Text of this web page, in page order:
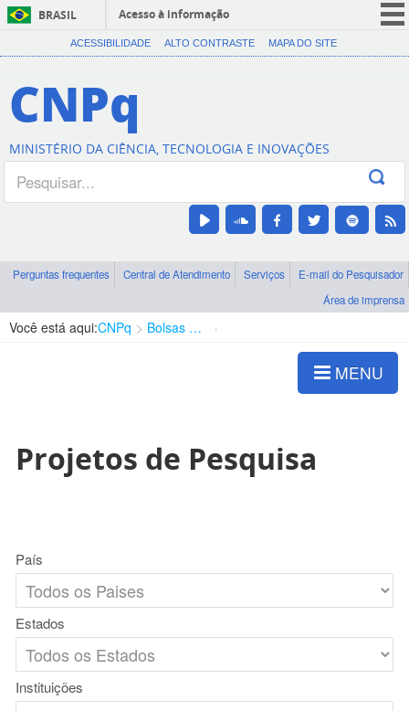
BRASIL
Acesso à informação
CORONAVÍRUS (COVID-19)
Canais
ACESSIBILIDADE ALTO CONTRASTE MAPA DO SITE
CNPq
MINISTÉRIO DA CIÊNCIA, TECNOLOGIA E INOVAÇÕES
Perguntas frequentes Central de Atendimento Serviços
E-mail do Pesquisador
Área de imprensa
Você está aqui:CNPq Bolsas e Auxílios Vigentes
MENU
Projetos de Pesquisa
País
Estados
Instituições